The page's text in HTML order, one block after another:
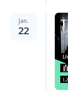
Jan.
22